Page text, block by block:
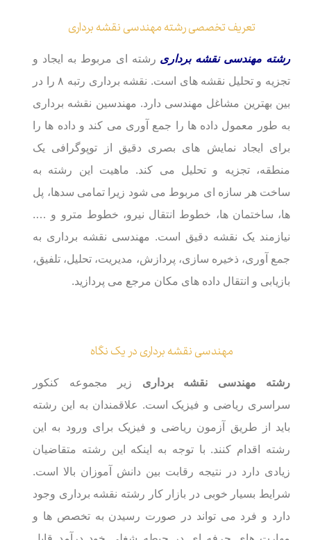
تعریف تخصصی رشته مهندسی نقشه برداری
رشته مهندسی نقشه برداری رشته ای مربوط به ایجاد و
تجزیه و تحلیل نقشه های است. نقشه برداری رتبه ۸ را در
بین بهترین مشاغل مهندسی دارد. مهندسین نقشه برداری
به طور معمول داده ها را جمع آوری می کند و داده ها را
برای ایجاد نمایش های بصری دقیق از توپوگرافی یک
منطقه، تجزیه و تحلیل می کند. ماهیت این رشته به
ساخت هر سازه ای مربوط می شود زیرا تمامی سدها، پل
ها، ساختمان ها، خطوط انتقال نیرو، خطوط مترو و ….
نیازمند یک نقشه دقیق است. مهندسی نقشه برداری به
جمع آوری، ذخیره سازی، پردازش، مدیریت، تحلیل، تلفیق،
بازیابی و انتقال داده های مکان مرجع می پردازید.
مهندسی نقشه برداری در یک نگاه
رشته مهندسی نقشه برداری زیر مجموعه کنکور
سراسری ریاضی و فیزیک است. علاقمندان به این رشته
باید از طریق آزمون ریاضی و فیزیک برای ورود به این
رشته اقدام کنند. با توجه به اینکه این رشته متقاضیان
زیادی دارد در نتیجه رقابت بین دانش آموزان بالا است.
شرایط بسیار خوبی در بازار کار رشته نقشه برداری وجود
دارد و فرد می تواند در صورت رسیدن به تخصص ها و